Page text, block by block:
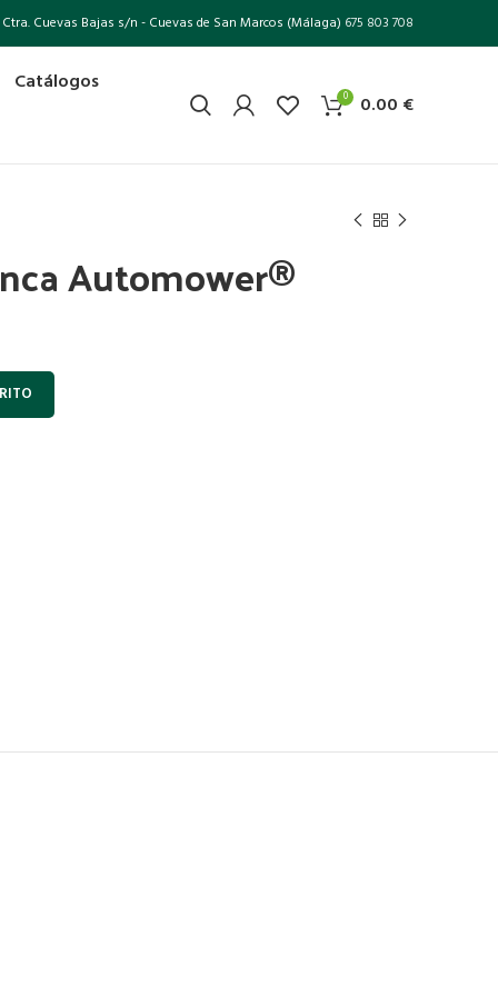
Ctra. Cuevas Bajas s/n - Cuevas de San Marcos (Málaga) 675 803 708
Catálogos
0 0.00 €
Automower®